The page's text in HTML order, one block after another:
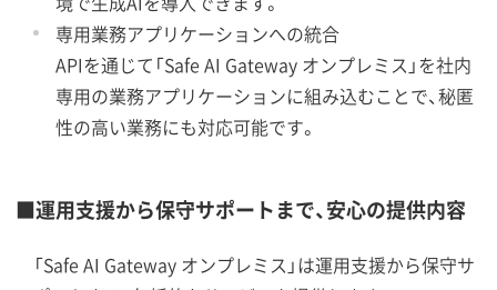
専用業務アプリケーションへの統合
APIを通じて「Safe AI Gateway オンプレミス」を社内
専用の業務アプリケーションに組み込むことで、秘匿
性の高い業務にも対応可能です。
■運用支援から保守サポートまで、安心の提供内容
「Safe AI Gateway オンプレミス」は運用支援から保守サ